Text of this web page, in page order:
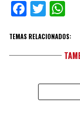
TEMAS RELACIONADOS: